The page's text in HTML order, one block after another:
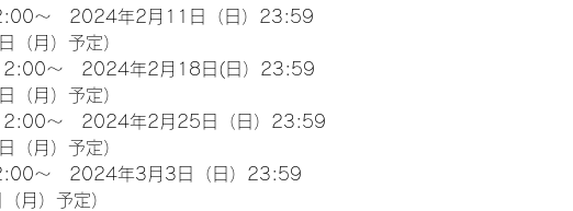
～　2024年2月11日（日）23:59
（月）予定）
～　2024年2月18日(日）23:59
（月）予定）
～　2024年2月25日（日）23:59
（月）予定）
～　2024年3月3日（日）23:59
月）予定）